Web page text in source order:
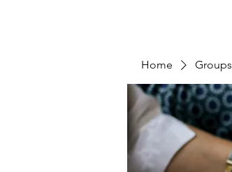
Home Groups